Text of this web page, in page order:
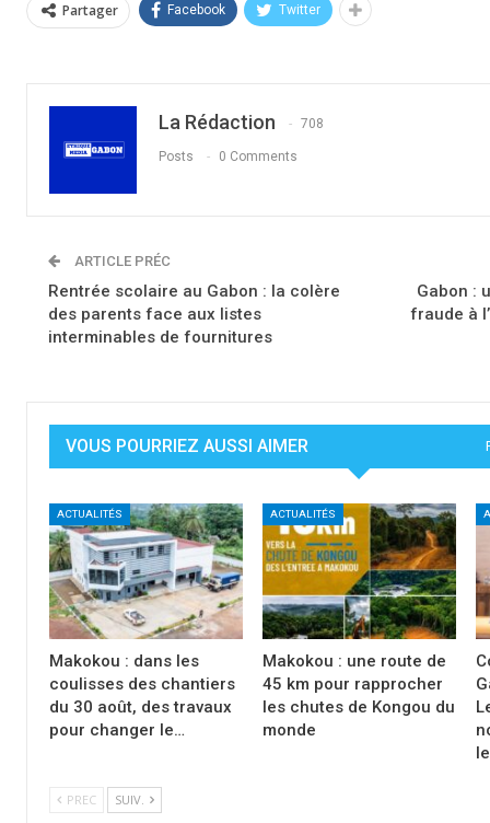
Partager Facebook Twitter
La Rédaction 708
Posts 0 Comments
ARTICLE PRÉC
Rentrée scolaire au Gabon : la colère
des parents face aux listes
interminables de fournitures
Gabon :
fraude à
VOUS POURRIEZ AUSSI AIMER
ACTUALITÉS
Makokou : dans les
coulisses des chantiers
du 30 août, des travaux
pour changer le…
ACTUALITÉS
Makokou : une route de
45 km pour rapprocher
les chutes de Kongou du
monde
PREC SUIV.